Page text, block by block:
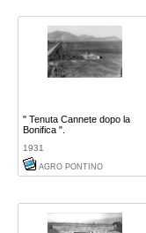
" Tenuta Cannete dopo la
Bonifica ".
1931
AGRO PONTINO